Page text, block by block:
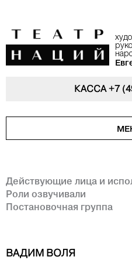
КАССА+7
Действующие лица и
Роли озвучивали
Постановочная группа
ВАДИМ ВОЛЯ